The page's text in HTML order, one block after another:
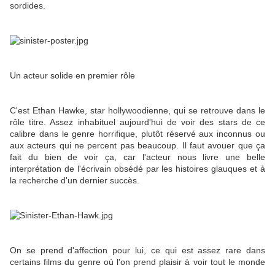
sordides.
Un acteur solide en premier rôle
C'est Ethan Hawke, star hollywoodienne, qui se retrouve dans le
rôle titre. Assez inhabituel aujourd'hui de voir des stars de ce
calibre dans le genre horrifique, plutôt réservé aux inconnus ou
aux acteurs qui ne percent pas beaucoup. Il faut avouer que ça
fait du bien de voir ça, car l'acteur nous livre une belle
interprétation de l'écrivain obsédé par les histoires glauques et à
la recherche d'un dernier succès.
On se prend d'affection pour lui, ce qui est assez rare dans
certains films du genre où l'on prend plaisir à voir tout le monde